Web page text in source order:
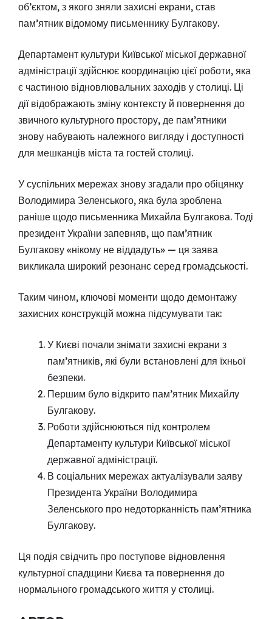
об’єктом, з якого зняли захисні екрани, став
пам’ятник відомому письменнику Булгакову.
Департамент культури Київської міської державної
адміністрації здійснює координацію цієї роботи, яка
є частиною відновлювальних заходів у столиці. Ці
дії відображають зміну контексту й повернення до
звичного культурного простору, де пам’ятники
знову набувають належного вигляду і доступності
для мешканців міста та гостей столиці.
У суспільних мережах знову згадали про обіцянку
Володимира Зеленського, яка була зроблена
раніше щодо письменника Михайла Булгакова. Тоді
президент України запевняв, що пам’ятник
Булгакову «нікому не віддадуть» — ця заява
викликала широкий резонанс серед громадськості.
Таким чином, ключові моменти щодо демонтажу
захисних конструкцій можна підсумувати так:
У Києві почали знімати захисні екрани з
пам’ятників, які були встановлені для їхньої
безпеки.
Першим було відкрито пам’ятник Михайлу
Булгакову.
Роботи здійснюються під контролем
Департаменту культури Київської міської
державної адміністрації.
В соціальних мережах актуалізували заяву
Президента України Володимира
Зеленського про недоторканність пам’ятника
Булгакову.
Ця подія свідчить про поступове відновлення
культурної спадщини Києва та повернення до
нормального громадського життя у столиці.